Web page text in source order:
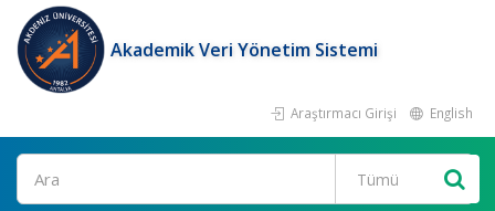
Akademik Veri Yönetim Sistemi
Araştırmacı Girişi English
Ara